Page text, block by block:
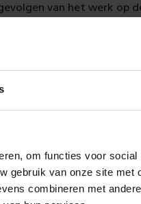
om functies voor
gebruik van onze site met
combineren met
van het werk op
van de maand van 12.00